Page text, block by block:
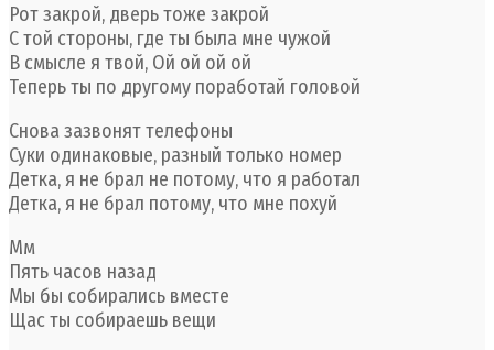
Рот закрой, дверь тоже закрой
С той стороны, где ты была мне чужой
В смысле я твой, Ой ой ой ой
Теперь ты по другому поработай головой
Снова зазвонят телефоны
Суки одинаковые, разный только номер
Детка, я не брал не потому, что я работал
Детка, я не брал потому, что мне похуй
Мм
Пять часов назад
Мы бы собирались вместе
Щас ты собираешь вещи